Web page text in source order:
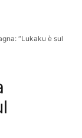
“Lukaku è sul